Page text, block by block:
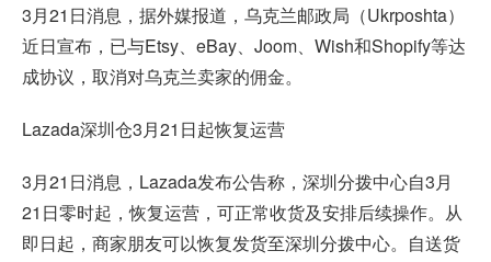
3月21日消息，据外媒报道，乌克兰邮政局（Ukrposhta）
近日宣布，已与Etsy、eBay、Joom、Wish和Shopify等达
成协议，取消对乌克兰卖家的佣金。
Lazada深圳仓3月21日起恢复运营
3月21日消息，Lazada发布公告称，深圳分拨中心自3月
21日零时起，恢复运营，可正常收货及安排后续操作。从
即日起，商家朋友可以恢复发货至深圳分拨中心。自送货